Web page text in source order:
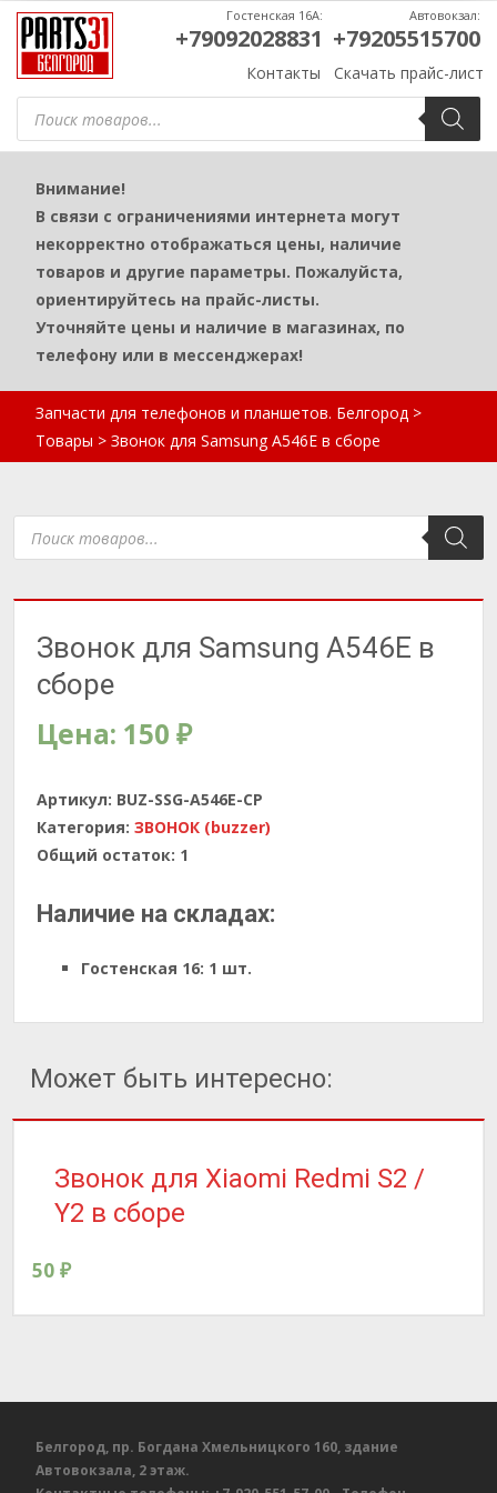
Поиск
товаров
Контакты Скачать прайс-лист
Гостенская 16А:
+79092028831
Автовокзал:
+79205515700
Внимание!
В связи с ограничениями интернета могут
некорректно отображаться цены, наличие
товаров и другие параметры. Пожалуйста,
ориентируйтесь на прайс-листы.
Уточняйте цены и наличие в магазинах, по
телефону или в мессенджерах!
Запчасти для телефонов и планшетов. Белгород >
Товары > Звонок для Samsung A546E в сборе
Поиск
товаров
Звонок для Samsung A546E в
сборе
Цена: 150 ₽
Артикул: BUZ-SSG-A546E-CP
Категория: ЗВОНОК (buzzer)
Общий остаток: 1
Наличие на складах:
Гостенская 16: 1 шт.
Может быть интересно:
Звонок для Xiaomi Redmi S2 /
Y2 в сборе
50 ₽
Белгород, пр. Богдана Хмельницкого 160, здание
Автовокзала, 2 этаж.